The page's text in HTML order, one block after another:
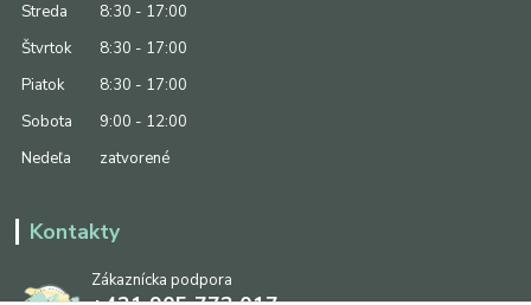
Streda
8:30 - 17:00
Štvrtok
8:30 - 17:00
Piatok
8:30 - 17:00
Sobota
9:00 - 12:00
Nedeľa
zatvorené
Kontakty
Zákaznícka podpora